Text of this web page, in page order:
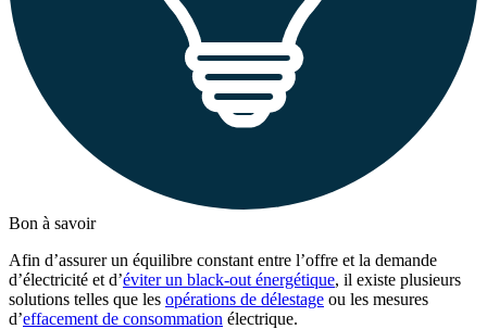
Bon à savoir
Afin d’assurer un équilibre constant entre l’offre et la demande
d’électricité et d’éviter un black-out énergétique, il existe plusieurs
solutions telles que les opérations de délestage ou les mesures
d’effacement de consommation électrique.